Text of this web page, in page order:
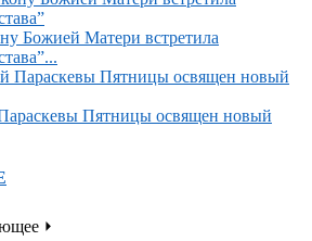
Божией Матери встретила
Пятницы освящен новый
⏵